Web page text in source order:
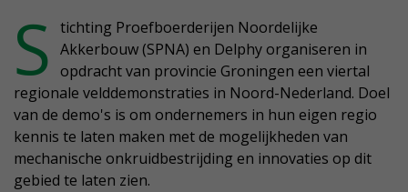
S tichting Proefboerderijen Noordelijke
Akkerbouw (SPNA) en Delphy organiseren in
opdracht van provincie Groningen een viertal
regionale velddemonstraties in Noord-Nederland. Doel
van de demo's is om ondernemers in hun eigen regio
kennis te laten maken met de mogelijkheden van
mechanische onkruidbestrijding en innovaties op dit
gebied te laten zien.